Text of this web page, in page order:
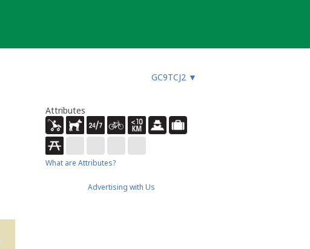
GC9TCJ2 ▼
Attributes
What are Attributes?
Advertising with Us